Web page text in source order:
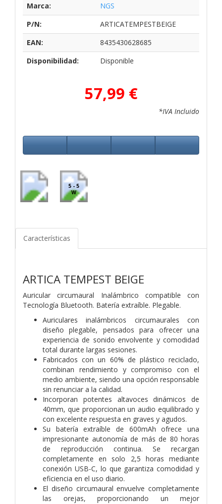
Marca:
NGS
P/N:
ARTICATEMPESTBEIGE
EAN:
8435430628685
Disponibilidad:
Disponible
57,99 €
*IVA Incluido
5 - 5
W
Características
ARTICA TEMPEST BEIGE
Auricular circumaural Inalámbrico compatible con
Tecnología Bluetooth. Batería extraíble. Plegable.
Auriculares inalámbricos circumaurales con
diseño plegable, pensados para ofrecer una
experiencia de sonido envolvente y comodidad
total durante largas sesiones.
Fabricados con un 60% de plástico reciclado,
combinan rendimiento y compromiso con el
medio ambiente, siendo una opción responsable
sin renunciar a la calidad.
Incorporan potentes altavoces dinámicos de
40mm, que proporcionan un audio equilibrado y
con excelente respuesta en graves y agudos.
Su batería extraíble de 600mAh ofrece una
impresionante autonomía de más de 80 horas
de reproducción continua. Se recargan
completamente en solo 2,5 horas mediante
conexión USB-C, lo que garantiza comodidad y
eficiencia en el uso diario.
El diseño circumaural envuelve completamente
las orejas, proporcionando un mejor